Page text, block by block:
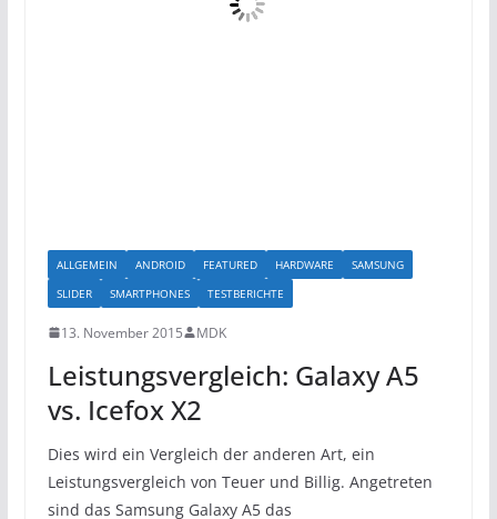
ALLGEMEIN ANDROID FEATURED HARDWARE
SAMSUNG
SLIDER
SMARTPHONES TESTBERICHTE
13. November 2015 MDK
Leistungsvergleich: Galaxy A5
vs. Icefox X2
Dies wird ein Vergleich der anderen Art, ein
Leistungsvergleich von Teuer und Billig. Angetreten
sind das Samsung Galaxy A5 das